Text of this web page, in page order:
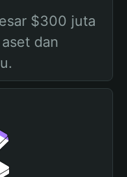
$300 juta
dan